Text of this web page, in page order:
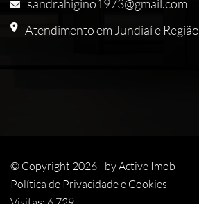
sandrahigino1973@gmail.com
Atendimento em Jundiaí e Região
© Copyright 2026 - byActive Imob
Política de Privacidade e Cookies